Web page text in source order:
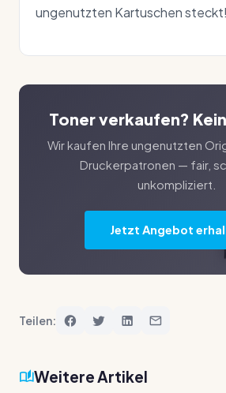
ungenutzten Kartuschen steckt!
Toner verkaufen?
Wir kaufen Ihre ungenutzten
Druckerpatronen — fair,
unkompliziert.
Jetzt Angebot
Teilen:
Weitere Artikel